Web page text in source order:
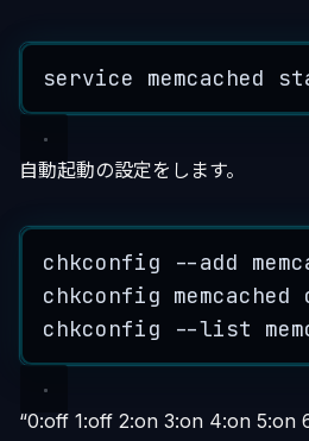
service memcached
自動起動の設定をします。
chkconfig --add
chkconfig memcached
chkconfig
--list
“0:off 1:off 2:on 3:on 4:on 5:on